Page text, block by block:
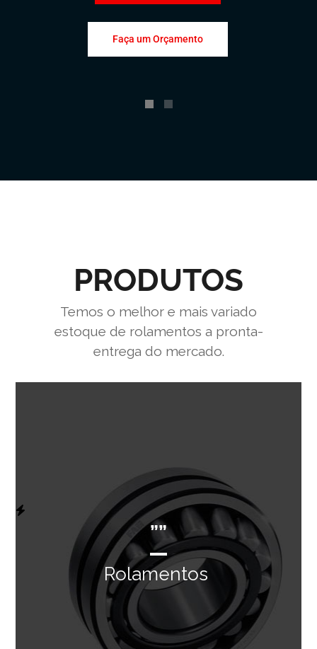
Faça um Orçamento
PRODUTOS
Temos o melhor e mais variado
estoque de rolamentos a pronta-
entrega do mercado.
””
Rolamentos